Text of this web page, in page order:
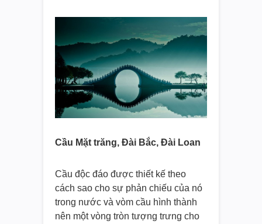
Cầu Mặt trăng, Đài Bắc, Đài Loan
Cầu độc đáo được thiết kế theo
cách sao cho sự phản chiếu của nó
trong nước và vòm cầu hình thành
nên một vòng tròn tượng trưng cho